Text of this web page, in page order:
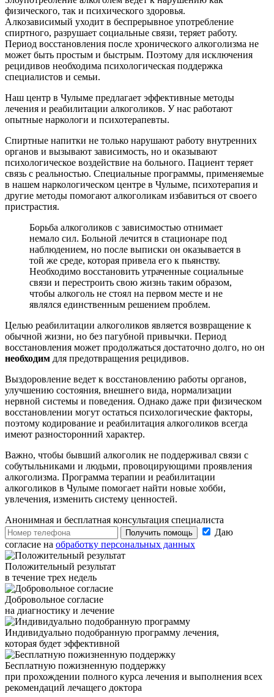
физического, так и психического здоровья.
Алкозависимый уходит в беспрерывное употребление
спиртного, разрушает социальные связи, теряет работу.
Период восстановления после хронического алкоголизма не
может быть простым и быстрым. Поэтому для исключения
рецидивов необходима психологическая поддержка
специалистов и семьи.
Наш центр в Чулыме предлагает эффективные методы
лечения и реабилитации алкоголиков. У нас работают
опытные наркологи и психотерапевты.
Спиртные напитки не только нарушают работу внутренних
органов и вызывают зависимость, но и оказывают
психологическое воздействие на больного. Пациент теряет
связь с реальностью. Специальные программы, применяемые
в нашем наркологическом центре в Чулыме, психотерапия и
другие методы помогают алкоголикам избавиться от своего
пристрастия.
Борьба алкоголиков с зависимостью отнимает
немало сил. Больной лечится в стационаре под
наблюдением, но после выписки он оказывается в
той же среде, которая привела его к пьянству.
Необходимо восстановить утраченные социальные
связи и перестроить свою жизнь таким образом,
чтобы алкоголь не стоял на первом месте и не
являлся единственным решением проблем.
Целью реабилитации алкоголиков является возвращение к
обычной жизни, но без пагубной привычки. Период
восстановления может продолжаться достаточно долго, но он
необходим для предотвращения рецидивов.
Выздоровление ведет к восстановлению работы органов,
улучшению состояния, внешнего вида, нормализации
нервной системы и поведения. Однако даже при физическом
восстановлении могут остаться психологические факторы,
поэтому кодирование и реабилитация алкоголиков всегда
имеют разносторонний характер.
Важно, чтобы бывший алкоголик не поддерживал связи с
собутыльниками и людьми, провоцирующими проявления
алкоголизма. Программа терапии и реабилитации
алкоголиков в Чулыме помогает найти новые хобби,
увлечения, изменить систему ценностей.
Анонимная и бесплатная консультация специалиста
Получить помощь
Даю
согласие на обработку персональных данных
Положительный результат
в течение трех недель
Добровольное согласие
на диагностику и лечение
Индивидуально подобранную программу лечения,
которая будет эффективной
Бесплатную пожизненную поддержку
при прохождении полного курса лечения и выполнения всех
рекомендаций лечащего доктора